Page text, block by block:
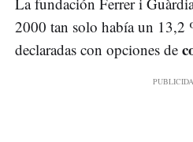
2000 tan solo había un 13,2
declaradas con opciones de